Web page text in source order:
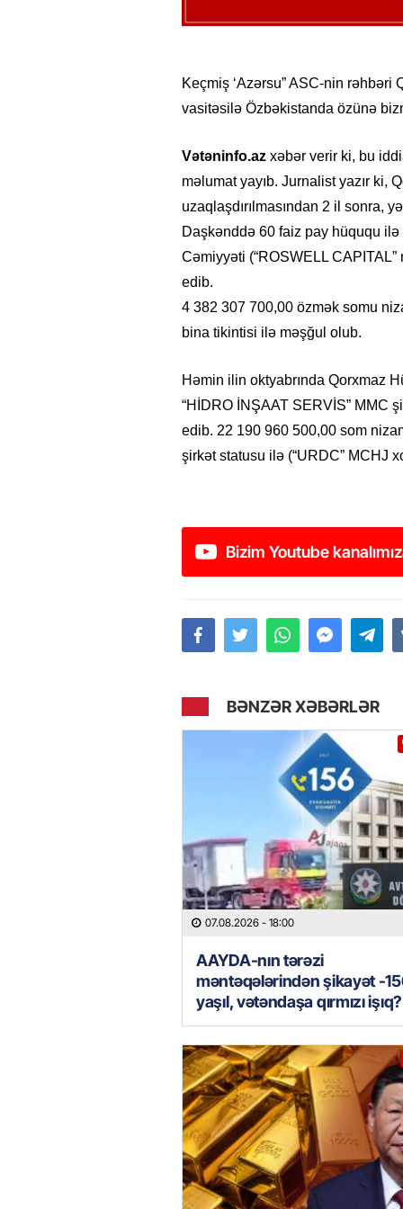
Keçmiş ‘Azərsu” ASC-nin rəhbəri
vasitəsilə Özbəkistanda özünə
Vətəninfo.az xəbər verir ki, bu
məlumat yayıb. Jurnalist yazır ki,
uzaqlaşdırılmasından 2 il sonra,
Daşkənddə 60 faiz pay hüququ
Cəmiyyəti (“ROSWELL
edib.
4 382 307 700,00 özmək somu
bina tikintisi ilə məşğul olub.
Həmin ilin oktyabrında Qorxmaz
“HİDRO İNŞAAT SERVİS” MMC
edib. 22 190 960 500,00 som
şirkət statusu ilə (“URDC” MCHJ
Bizim Youtube
BƏNZƏR XƏBƏRLƏR
07.08.2026 - 18:00
AAYDA-nın tərəzi
məntəqələrindən şikayət -
yaşıl, vətəndaşa qırmızı işıq?